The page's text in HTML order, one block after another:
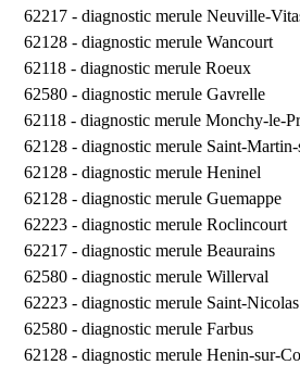
62217 - diagnostic merule Neuville-
62128 - diagnostic merule Wancourt
62118 - diagnostic merule Roeux
62580 - diagnostic merule Gavrelle
62118 - diagnostic merule Monchy-le-
62128 - diagnostic merule Saint-
62128 - diagnostic merule Heninel
62128 - diagnostic merule Guemappe
62223 - diagnostic merule Roclincourt
62217 - diagnostic merule Beaurains
62580 - diagnostic merule Willerval
62223 - diagnostic merule Saint-Nicolas
62580 - diagnostic merule Farbus
62128 - diagnostic merule Henin-sur-